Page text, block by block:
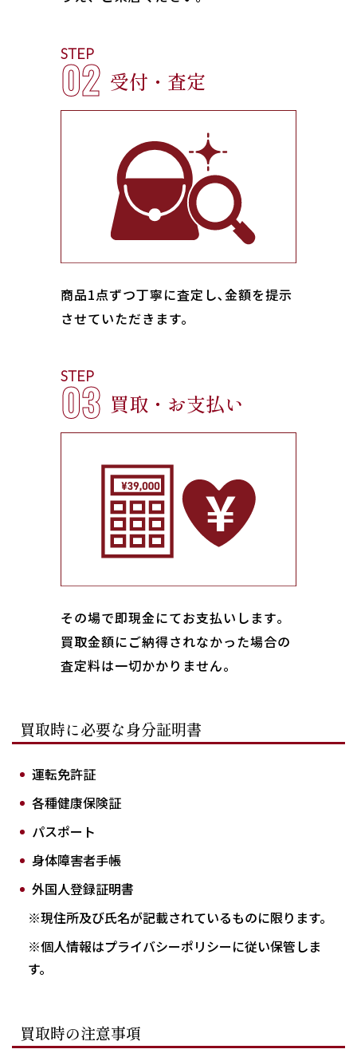
STEP
02 受付・査定
商品1点ずつ丁寧に査定し､金額を提示
させていただきます。
STEP
03 買取・お支払い
その場で即現金にてお支払いします｡
買取金額にご納得されなかった場合の
査定料は一切かかりません。
買取時に必要な身分証明書
運転免許証
各種健康保険証
パスポート
身体障害者手帳
外国人登録証明書
※現住所及び氏名が記載されているものに限ります。
※個人情報はプライバシーポリシーに従い保管しま
す。
買取時の注意事項